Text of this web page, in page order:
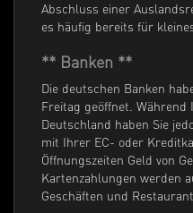
Abschluss einer
es häufig bereits für
** Banken **
Die deutschen Banken
Freitag geöffnet.
Deutschland haben Sie
mit Ihrer EC- oder
Öffnungszeiten Geld von
Kartenzahlungen werden
Geschäften und